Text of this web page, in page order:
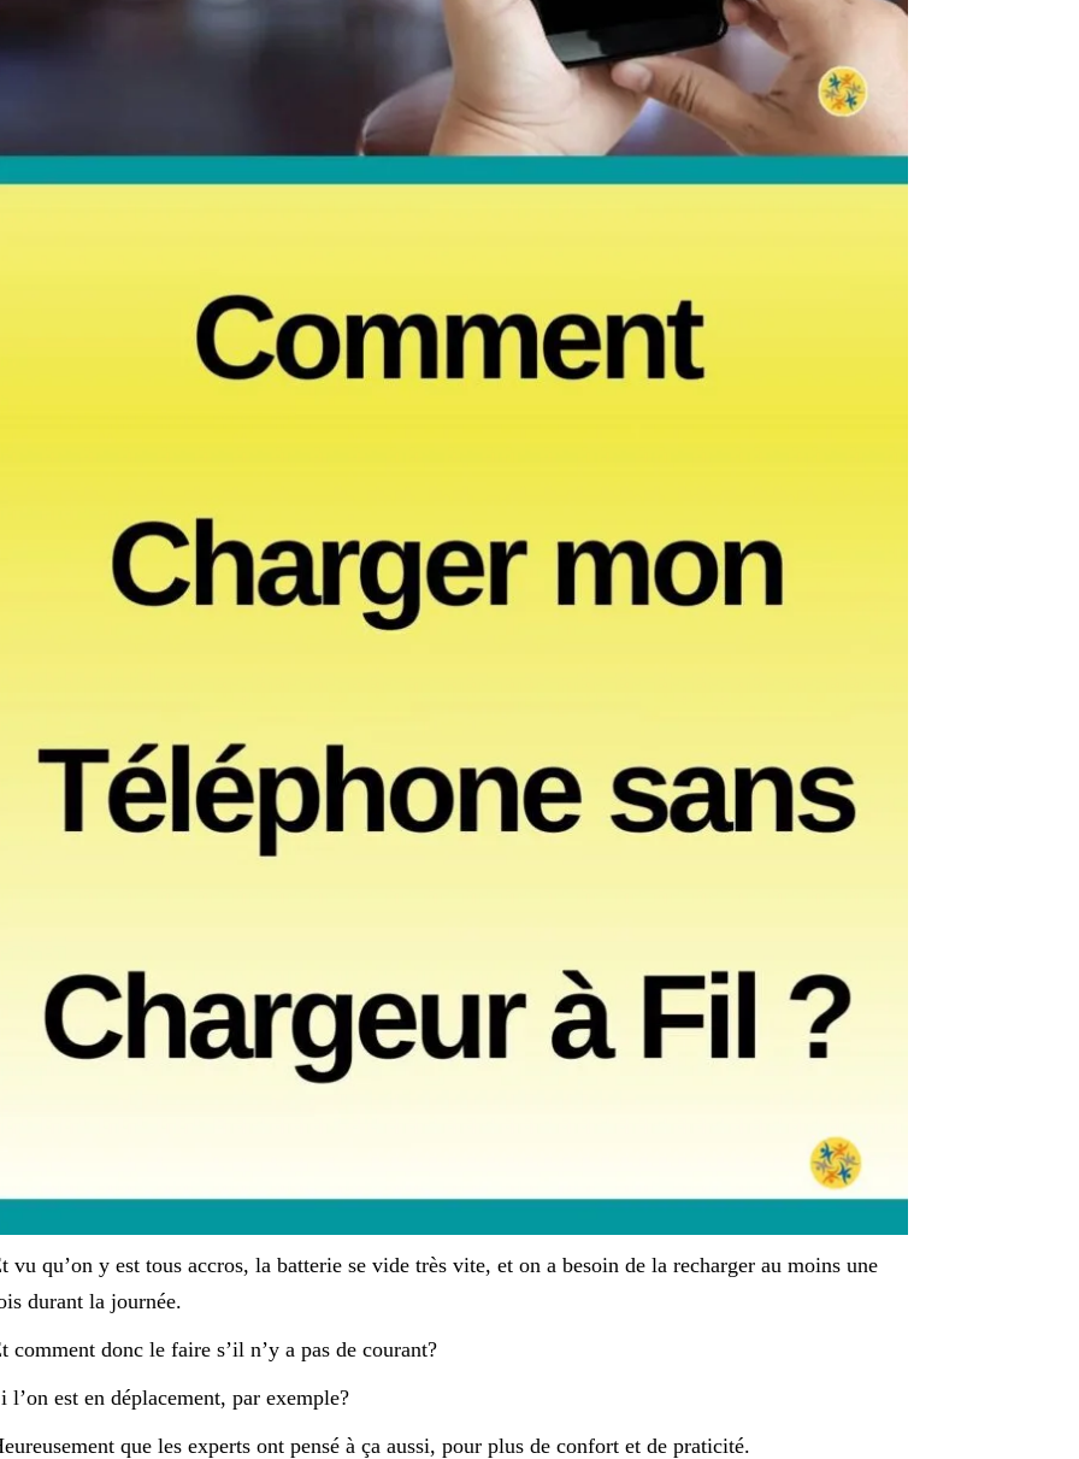
vu qu’on y est tous accros, la batterie se vide très vite, et on a besoin de la recharger au moins une
durant la journée.
comment donc le faire s’il n’y a pas de courant?
l’on est en déplacement, par exemple?
que les experts ont pensé à ça aussi, pour plus de confort et de praticité.